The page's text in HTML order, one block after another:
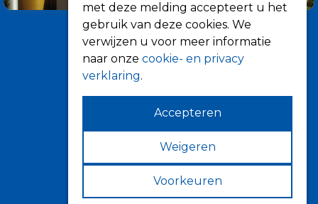
Informatie
Over ons
Tips
Verkooppunten
met deze melding accepteert u het
gebruik van deze cookies. We
verwijzen u voor meer informatie
naar onze cookie- en privacy
verklaring.
Accepteren
Weigeren
Voorkeuren